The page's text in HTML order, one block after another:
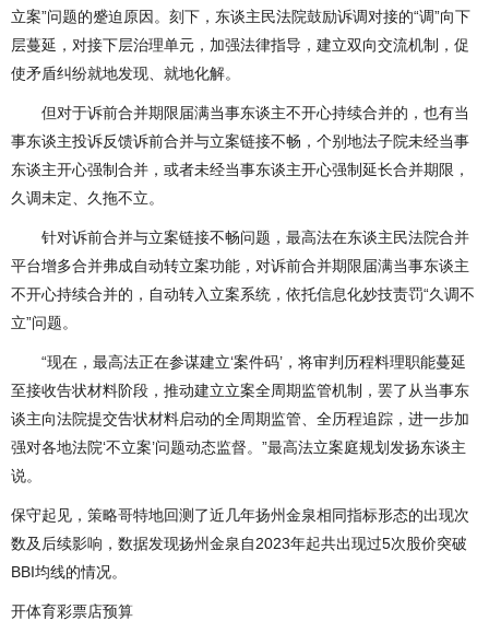
立案”问题的蹙迫原因。刻下，东谈主民法院鼓励诉调对接的“调”向下
层蔓延，对接下层治理单元，加强法律指导，建立双向交流机制，促
使矛盾纠纷就地发现、就地化解。
但对于诉前合并期限届满当事东谈主不开心持续合并的，也有当
事东谈主投诉反馈诉前合并与立案链接不畅，个别地法子院未经当事
东谈主开心强制合并，或者未经当事东谈主开心强制延长合并期限，
久调未定、久拖不立。
针对诉前合并与立案链接不畅问题，最高法在东谈主民法院合并
平台增多合并弗成自动转立案功能，对诉前合并期限届满当事东谈主
不开心持续合并的，自动转入立案系统，依托信息化妙技责罚“久调不
立”问题。
“现在，最高法正在参谋建立‘案件码’，将审判历程料理职能蔓延
至接收告状材料阶段，推动建立立案全周期监管机制，罢了从当事东
谈主向法院提交告状材料启动的全周期监管、全历程追踪，进一步加
强对各地法院‘不立案’问题动态监督。”最高法立案庭规划发扬东谈主
说。
保守起见，策略哥特地回测了近几年扬州金泉相同指标形态的出现次
数及后续影响，数据发现扬州金泉自2023年起共出现过5次股价突破
BBI均线的情况。
开体育彩票店预算